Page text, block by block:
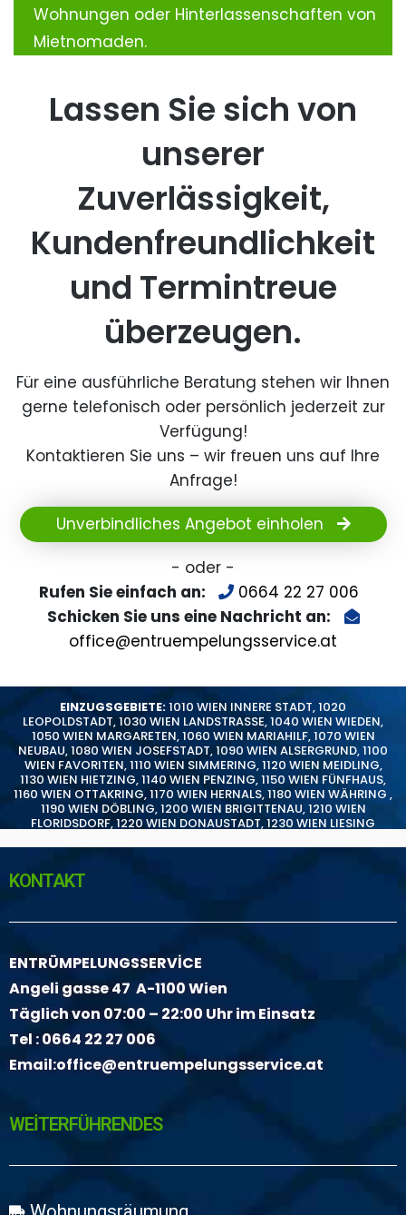
Wohnungen oder Hinterlassenschaften von
Mietnomaden.
Lassen Sie sich von
unserer
Zuverlässigkeit,
Kundenfreundlichkeit
und Termintreue
überzeugen.
Für eine ausführliche Beratung stehen wir Ihnen
gerne telefonisch oder persönlich jederzeit zur
Verfügung!
Kontaktieren Sie uns – wir freuen uns auf Ihre
Anfrage!
Unverbindliches Angebot einholen
- oder -
Rufen Sie einfach an:
0664 22 27 006
Schicken Sie uns eine Nachricht an:
office@entruempelungsservice.at
EINZUGSGEBIETE:1010 WIEN INNERE STADT,1020
LEOPOLDSTADT,1030 WIEN LANDSTRASSE,1040 WIEN WIEDEN,
1050 WIEN MARGARETEN,1060 WIEN MARIAHILF,1070 WIEN
NEUBAU,1080 WIEN JOSEFSTADT,1090 WIEN ALSERGRUND,1100
WIEN FAVORITEN,1110 WIEN SIMMERING,1120 WIEN MEIDLING,
1130 WIEN HIETZING,1140 WIEN PENZING,1150 WIEN FÜNFHAUS,
1160 WIEN OTTAKRING,1170 WIEN HERNALS,1180 WIEN WÄHRING ,
1190 WIEN DÖBLING,1200 WIEN BRIGITTENAU,1210 WIEN
FLORIDSDORF,1220 WIEN DONAUSTADT,1230 WIEN LIESING
KONTAKT
ENTRÜMPELUNGSSERVİCE
Angeli gasse 47 A-1100 Wien
Täglich von 07:00 – 22:00 Uhr im Einsatz
Tel :0664 22 27 006
Email:office@entruempelungsservice.at
WEİTERFÜHRENDES